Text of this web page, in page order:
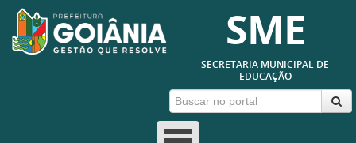
SME
SECRETARIA MUNICIPAL DE
EDUCAÇÃO